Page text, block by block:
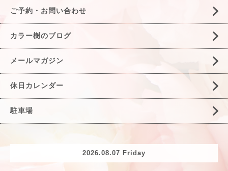
ご予約・お問い合わせ
カラー樹のブログ
メールマガジン
休日カレンダー
駐車場
2026.08.07 Friday